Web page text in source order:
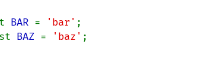
BAR = 'bar' ;
BAZ = 'baz' ;